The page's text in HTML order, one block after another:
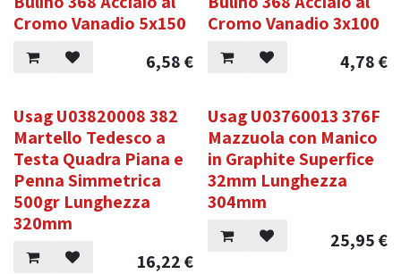
Cromo Vanadio 5x150
6,58€
Cromo Vanadio 3x100
4,78€
Usag U03820008 382
Martello Tedesco a
Testa Quadra Piana e
Penna Simmetrica
500gr Lunghezza
320mm
16,22€
Usag U03760013 376F
Mazzuola con Manico
in Graphite Superfice
32mm Lunghezza
304mm
25,95€